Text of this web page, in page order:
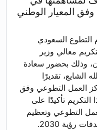
المعيار الوطني
التطوع السعودي
معالي وزير
وذلك بحضور سعادة
الشايع، تقديرًا
العمل التطوعي وفق
التكريم تأكيدًا على
التطوعي وتعظيم
رؤية 2030.